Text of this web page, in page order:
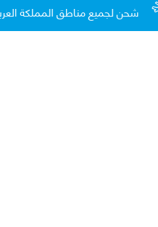
شحن لجميع مناطق المملكة